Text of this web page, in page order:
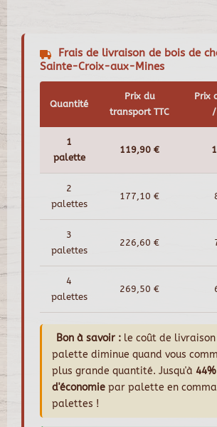
Frais de livraison de bois de
Sainte-Croix-aux-Mines
Quantité
Prix du
transport TTC
Prix
1
palette
119,90 €
2
palettes
177,10 €
3
palettes
226,60 €
4
palettes
269,50 €
Bon à savoir : le coût de
palette diminue quand vous
plus grande quantité. Jusqu'à 44%
d'économie par palette en
palettes !